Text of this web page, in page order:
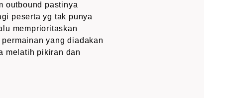
outbound pastinya
peserta yg tak punya
memprioritaskan
yang diadakan
melatih pikiran dan